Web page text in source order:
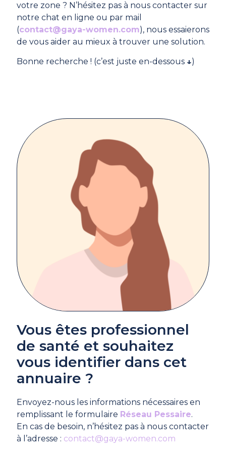
votre zone ? N’hésitez pas à nous contacter sur
notre chat en ligne ou par mail
(contact@gaya-women.com), nous essaierons
de vous aider au mieux à trouver une solution.
Bonne recherche ! (c’est juste en-dessous ↓)
Vous êtes professionnel
de santé et souhaitez
vous identifier dans cet
annuaire ?
Envoyez-nous les informations nécessaires en
remplissant le formulaire Réseau Pessaire.
En cas de besoin, n’hésitez pas à nous contacter
à l’adresse : contact@gaya-women.com